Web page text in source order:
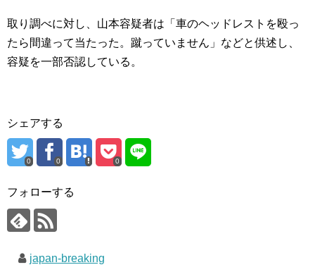
取り調べに対し、山本容疑者は「車のヘッドレストを殴っ
たら間違って当たった。蹴っていません」などと供述し、
容疑を一部否認している。
シェアする
0 0 0
フォローする
japan-breaking